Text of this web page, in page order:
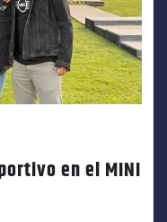
en el MINI